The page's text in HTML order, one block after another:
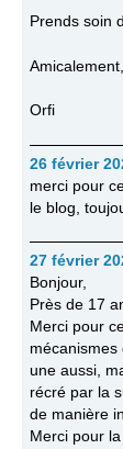
Prends soin
Amicalement,
Orfi
26 février
merci pour
le blog,
27 février
Bonjour,
Près de 17
Merci pour
mécanismes
une aussi,
récré par la
de manière
Merci pour